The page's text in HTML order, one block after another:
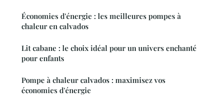
Économies d'énergie : les meilleures pompes à
chaleur en calvados
Lit cabane : le choix idéal pour un univers enchanté
pour enfants
Pompe à chaleur calvados : maximisez vos
économies d'énergie